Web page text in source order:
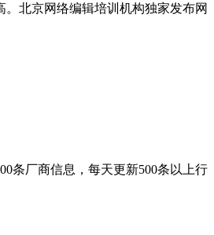
北京网络编辑培训机构独家发布网
条厂商信息，每天更新500条以上行